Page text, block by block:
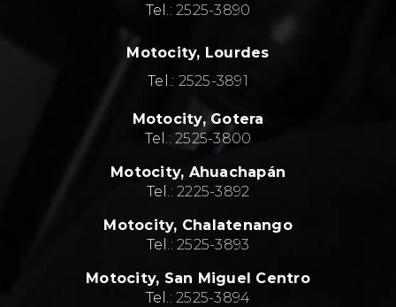
Tel.:2525-3890
Motocity, Lourdes
Tel.: 2525-3891
Motocity, Gotera
Tel.:2525-3800
Motocity, Ahuachapán
Tel.:2225-3892
Motocity, Chalatenango
Tel.:2525-3893
Motocity, San Miguel Centro
Tel.:2525-3894